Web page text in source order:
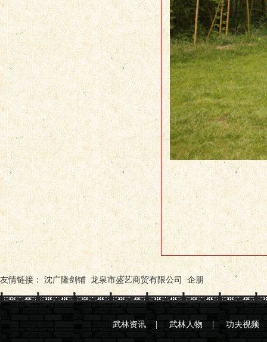
友情链接：沈广隆剑铺 龙泉市盛艺商贸有限公司 企朋
武林资讯 |武林人物 |功夫视频